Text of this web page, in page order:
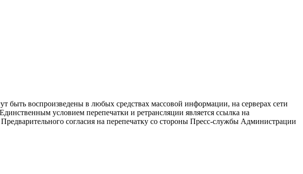
быть воспроизведены в любых средствах массовой информации, на серверах сети
условием перепечатки и ретрансляции является ссылка на
согласия на перепечатку со стороны Пресс-службы Администрации